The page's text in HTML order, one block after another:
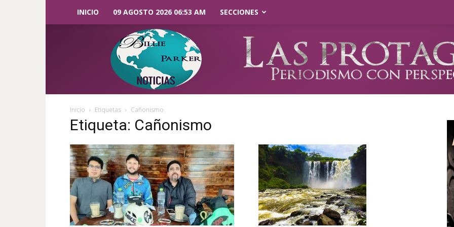
INICIO 09 AGOSTO 2026 06:53 AM SECCIONES
Parker
Noticias
Inicio Etiquetas Cañonismo
Etiqueta: Cañonismo